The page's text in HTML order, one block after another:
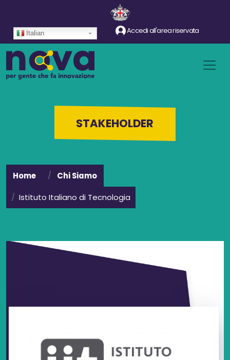
Salta al contenuto principale
Italian Accedi all'area riservata
STAKEHOLDER
Home
Chi Siamo
Istituto Italiano di Tecnologia